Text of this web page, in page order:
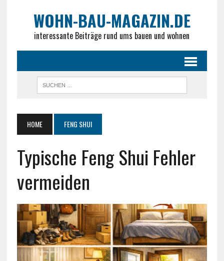
WOHN-BAU-MAGAZIN.DE
interessante Beiträge rund ums bauen und wohnen
HOME FENG SHUI
Typische Feng Shui Fehler
vermeiden